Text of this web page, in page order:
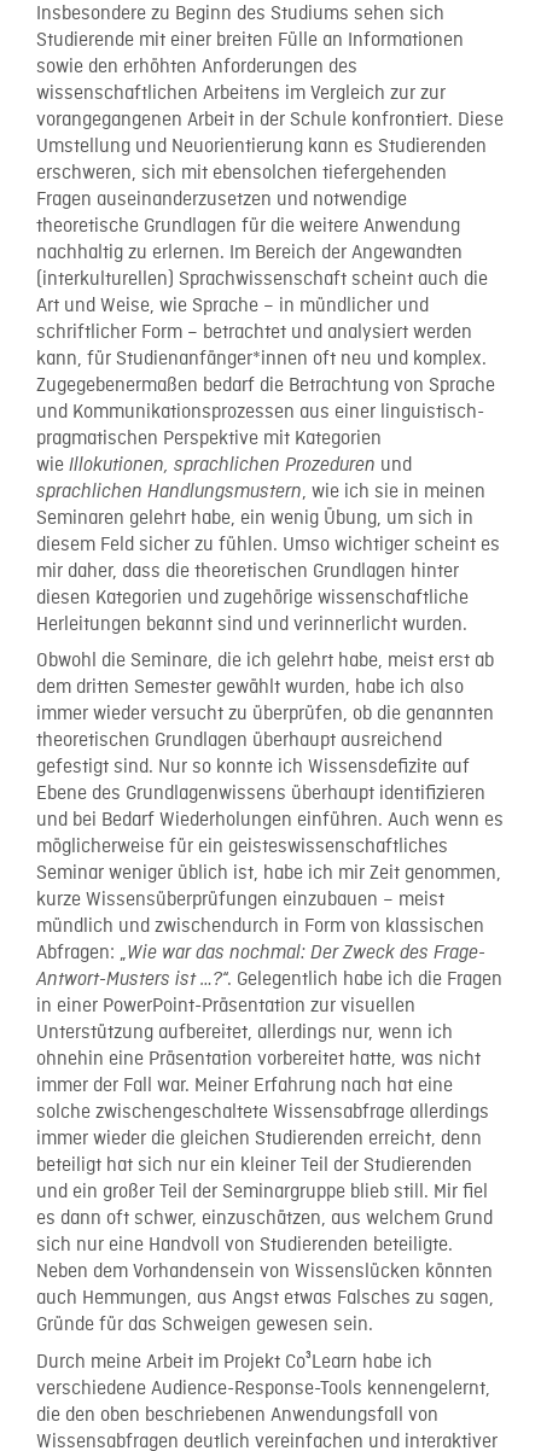
Insbesondere zu Beginn des Studiums sehen sich
Studierende mit einer breiten Fülle an Informationen
sowie den erhöhten Anforderungen des
wissenschaftlichen Arbeitens im Vergleich zur zur
vorangegangenen Arbeit in der Schule konfrontiert. Diese
Umstellung und Neuorientierung kann es Studierenden
erschweren, sich mit ebensolchen tiefergehenden
Fragen auseinanderzusetzen und notwendige
theoretische Grundlagen für die weitere Anwendung
nachhaltig zu erlernen. Im Bereich der Angewandten
(interkulturellen) Sprachwissenschaft scheint auch die
Art und Weise, wie Sprache – in mündlicher und
schriftlicher Form – betrachtet und analysiert werden
kann, für Studienanfänger*innen oft neu und komplex.
Zugegebenermaßen bedarf die Betrachtung von Sprache
und Kommunikationsprozessen aus einer linguistisch-
pragmatischen Perspektive mit Kategorien
wie Illokutionen, sprachlichen Prozeduren und
sprachlichen Handlungsmustern, wie ich sie in meinen
Seminaren gelehrt habe, ein wenig Übung, um sich in
diesem Feld sicher zu fühlen. Umso wichtiger scheint es
mir daher, dass die theoretischen Grundlagen hinter
diesen Kategorien und zugehörige wissenschaftliche
Herleitungen bekannt sind und verinnerlicht wurden.
Obwohl die Seminare, die ich gelehrt habe, meist erst ab
dem dritten Semester gewählt wurden, habe ich also
immer wieder versucht zu überprüfen, ob die genannten
theoretischen Grundlagen überhaupt ausreichend
gefestigt sind. Nur so konnte ich Wissensdefizite auf
Ebene des Grundlagenwissens überhaupt identifizieren
und bei Bedarf Wiederholungen einführen. Auch wenn es
möglicherweise für ein geisteswissenschaftliches
Seminar weniger üblich ist, habe ich mir Zeit genommen,
kurze Wissensüberprüfungen einzubauen – meist
mündlich und zwischendurch in Form von klassischen
Abfragen: „Wie war das nochmal: Der Zweck des Frage-
Antwort-Musters ist …?“. Gelegentlich habe ich die Fragen
in einer PowerPoint-Präsentation zur visuellen
Unterstützung aufbereitet, allerdings nur, wenn ich
ohnehin eine Präsentation vorbereitet hatte, was nicht
immer der Fall war. Meiner Erfahrung nach hat eine
solche zwischengeschaltete Wissensabfrage allerdings
immer wieder die gleichen Studierenden erreicht, denn
beteiligt hat sich nur ein kleiner Teil der Studierenden
und ein großer Teil der Seminargruppe blieb still. Mir fiel
es dann oft schwer, einzuschätzen, aus welchem Grund
sich nur eine Handvoll von Studierenden beteiligte.
Neben dem Vorhandensein von Wissenslücken könnten
auch Hemmungen, aus Angst etwas Falsches zu sagen,
Gründe für das Schweigen gewesen sein.
Durch meine Arbeit im Projekt Co³Learn habe ich
verschiedene Audience-Response-Tools kennengelernt,
die den oben beschriebenen Anwendungsfall von
Wissensabfragen deutlich vereinfachen und interaktiver